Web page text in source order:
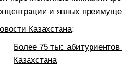
и явных
Казахстана:
Более 75 тыс
Казахстана